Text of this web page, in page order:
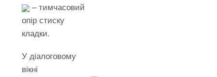
– тимчасовий
опір стиску
кладки.
У діалоговому
вікні